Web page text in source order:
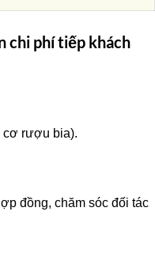
chi phí tiếp khách
cơ rượu bia).
đồng, chăm sóc đối tác